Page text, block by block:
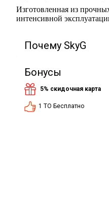
Изготовленная из
интенсивной
Почему SkyG
Бонусы
5% скидочная карта
1 ТО Бесплатно